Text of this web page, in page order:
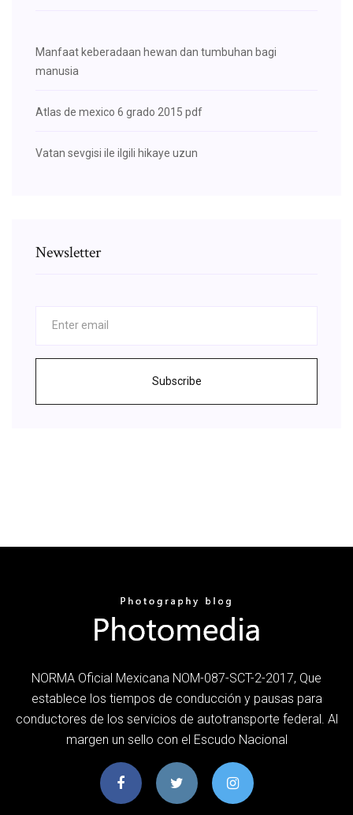
Manfaat keberadaan hewan dan tumbuhan bagi
manusia
Atlas de mexico 6 grado 2015 pdf
Vatan sevgisi ile ilgili hikaye uzun
Newsletter
Subscribe
NORMA Oficial Mexicana NOM-087-SCT-2-2017, Que
establece los tiempos de conducción y pausas para
conductores de los servicios de autotransporte federal. Al
margen un sello con el Escudo Nacional